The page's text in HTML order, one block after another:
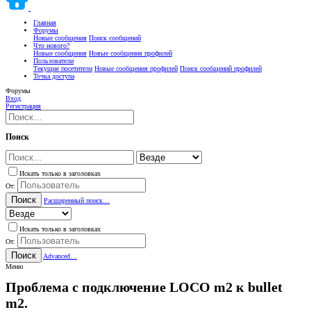
Главная
Форумы
Новые сообщения Поиск сообщений
Что нового?
Новые сообщения Новые сообщения профилей
Пользователи
Текущие посетители Новые сообщения профилей Поиск сообщений профилей
Точка доступа
Форумы
Вход
Регистрация
Поиск
Искать только в заголовках
От:
Поиск Расширенный поиск…
Искать только в заголовках
От:
Поиск
Advanced…
Меню
Проблема с подключение LOCO m2 к bullet
m2.